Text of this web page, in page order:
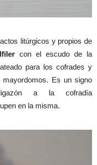
litúrgicos y propios de
con el escudo de la
para los cofrades y
Es un signo
a la cofradía
en la misma.